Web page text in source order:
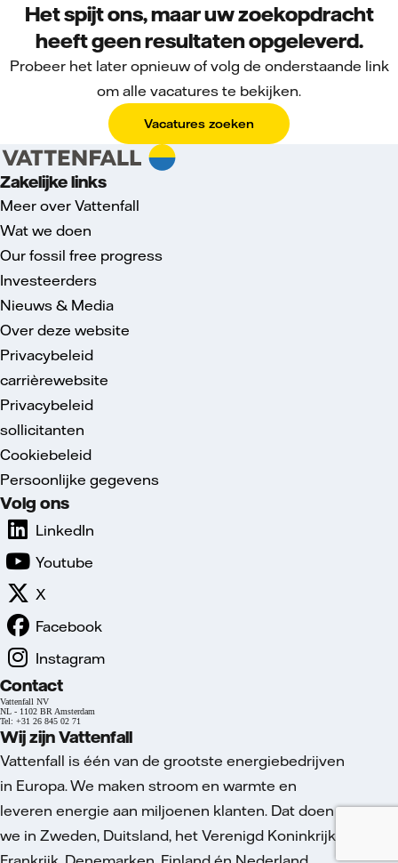
Het spijt ons, maar uw zoekopdracht
heeft geen resultaten opgeleverd.
Probeer het later opnieuw of volg de onderstaande link
om alle vacatures te bekijken.
Vacatures zoeken
Zakelijke links
Meer over Vattenfall
Wat we doen
Our fossil free progress
Investeerders
Nieuws & Media
Over deze website
Privacybeleid
carrièrewebsite
Privacybeleid
sollicitanten
Cookiebeleid
Persoonlijke gegevens
Volg ons
LinkedIn
Youtube
X
Facebook
Instagram
Contact
Vattenfall NV
NL - 1102 BR Amsterdam
Tel: +31 26 845 02 71
Wij zijn Vattenfall
Vattenfall is één van de grootste energiebedrijven
in Europa. We maken stroom en warmte en
leveren energie aan miljoenen klanten. Dat doen
we in Zweden, Duitsland, het Verenigd Koninkrijk,